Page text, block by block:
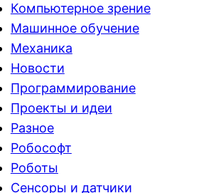
Компьютерное зрение
Машинное обучение
Механика
Новости
Программирование
Проекты и идеи
Разное
Робософт
Роботы
Сенсоры и датчики